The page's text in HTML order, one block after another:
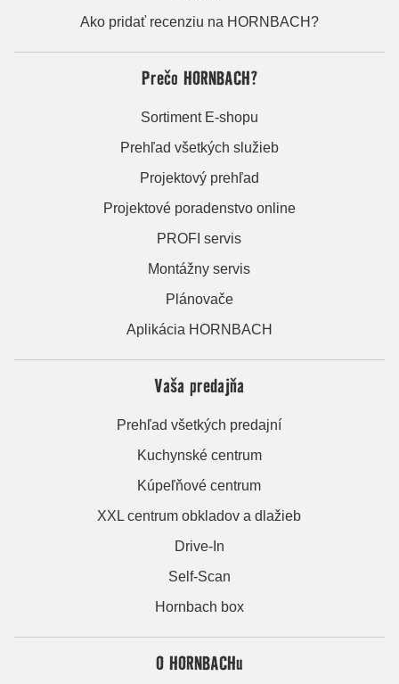
Ako pridať recenziu na HORNBACH?
Prečo HORNBACH?
Sortiment E-shopu
Prehľad všetkých služieb
Projektový prehľad
Projektové poradenstvo online
PROFI servis
Montážny servis
Plánovače
Aplikácia HORNBACH
Vaša predajňa
Prehľad všetkých predajní
Kuchynské centrum
Kúpeľňové centrum
XXL centrum obkladov a dlažieb
Drive-In
Self-Scan
Hornbach box
O HORNBACHu